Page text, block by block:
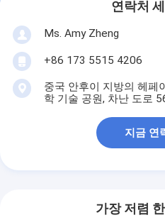
연락처
Ms. Amy Zheng
+86 173 5515 4206
중국 안후이 지방의 헤페
학 기술 공원, 차난 도로
지금 연
가장 저렴